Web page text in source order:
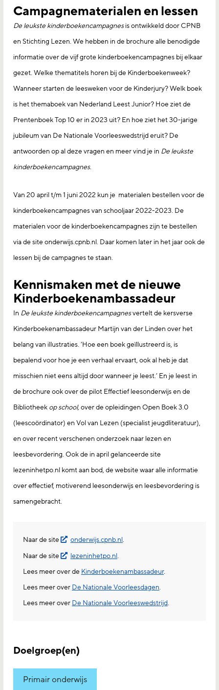
Campagnematerialen en lessen
De leukste kinderboekencampagnesis ontwikkeld door CPNB
en Stichting Lezen. We hebben in de brochure alle benodigde
informatie over de vijf grote kinderboekencampagnes bij elkaar
gezet. Welke thematitels horen bij de Kinderboekenweek?
Wanneer starten de leesweken voor de Kinderjury? Welk boek
is het themaboek van Nederland Leest Junior? Hoe ziet de
Prentenboek Top 10 er in 2023 uit? En hoe ziet het 30-jarige
jubileum van De Nationale Voorleeswedstrijd eruit? De
antwoorden op al deze vragen en meer vind je in De leukste
kinderboekencampagnes.
Van 20 april t/m 1 juni 2022 kun je materialen bestellen voor de
kinderboekencampagnes van schooljaar 2022-2023. De
materialen voor de kinderboekencampagnes zijn te bestellen
via de site onderwijs.cpnb.nl. Daar komen later in het jaar ook de
lessen bij de campagnes te staan.
Kennismaken met de nieuwe
Kinderboekenambassadeur
In De leukste kinderboekencampagnesvertelt de kersverse
Kinderboekenambassadeur Martijn van der Linden over het
belang van illustraties. ‘Hoe een boek geïllustreerd is, is
bepalend voor hoe je een verhaal ervaart, ook al heb je dat
misschien niet eens altijd door wanneer je leest.’ En je leest in
de brochure ook over de pilot Effectief leesonderwijs en de
Bibliotheek op school,over de opleidingen Open Boek 3.0
(leescoördinator) en Vol van Lezen (specialist jeugdliteratuur),
en over recent verschenen onderzoek naar lezen en
leesbevordering. Ook de in april gelanceerde site
lezeninhetpo.nl komt aan bod, de website waar alle informatie
over effectief, motiverend leesonderwijs en leesbevordering is
samengebracht.
Naar de site onderwijs.cpnb.nl.
Naar de site
lezeninhetpo.nl.
Lees meer over de Kinderboekenambassadeur.
Lees meer over De Nationale Voorleesdagen.
Lees meer over De Nationale Voorleeswedstrijd.
Doelgroep(en)
Primair onderwijs